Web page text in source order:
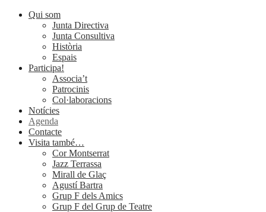
Qui som
Junta Directiva
Junta Consultiva
Història
Espais
Participa!
Associa’t
Patrocinis
Col·laboracions
Notícies
Agenda
Contacte
Visita també…
Cor Montserrat
Jazz Terrassa
Mirall de Glaç
Agustí Bartra
Grup F dels Amics
Grup F del Grup de Teatre